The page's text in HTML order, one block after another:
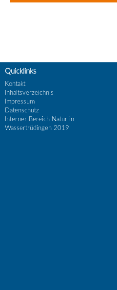
Quicklinks
Kontakt
Inhaltsverzeichnis
Impressum
Datenschutz
Interner Bereich Natur in
Wassertrüdingen 2019